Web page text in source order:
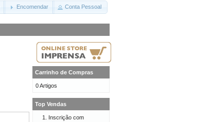
Encomendar Conta Pessoal
Carrinho de Compras
0 Artigos
Top Vendas
Inscrição com